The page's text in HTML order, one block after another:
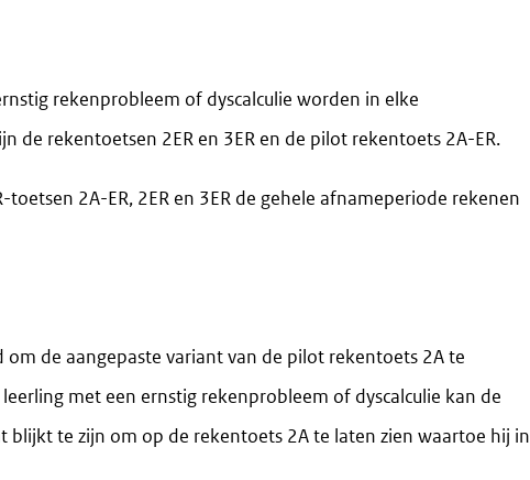
rekenprobleem of dyscalculie worden in elke
de rekentoetsen 2ER en 3ER en de pilot rekentoets 2A-ER.
2A-ER, 2ER en 3ER de gehele afnameperiode rekenen
de aangepaste variant van de pilot rekentoets 2A te
met een ernstig rekenprobleem of dyscalculie kan de
blijkt te zijn om op de rekentoets 2A te laten zien waartoe hij in